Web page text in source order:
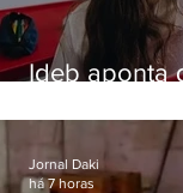
Ideb aponta
educação
Jornal Daki
há 7 horas